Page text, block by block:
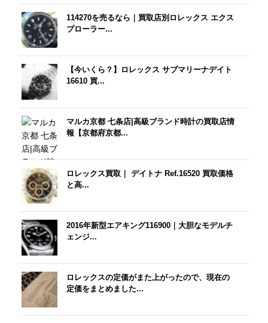
114270を売るなら｜買取店別ロレックス エクス
プローラー...
【今いくら？】ロレックス サブマリーナデイト
16610 買...
マルカ京都 七条店|高級ブランド時計の買取店情
報【京都府京都...
ロレックス買取｜ デイトナ Ref.16520 買取価格
と高...
2016年新型エアキング116900｜大胆なモデルチ
ェンジ...
ロレックスの定価がまた上がったので、現在の
定価をまとめました...